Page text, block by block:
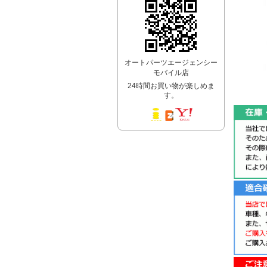
オートパーツエージェンシー
モバイル店
24時間お買い物が楽しめま
す。